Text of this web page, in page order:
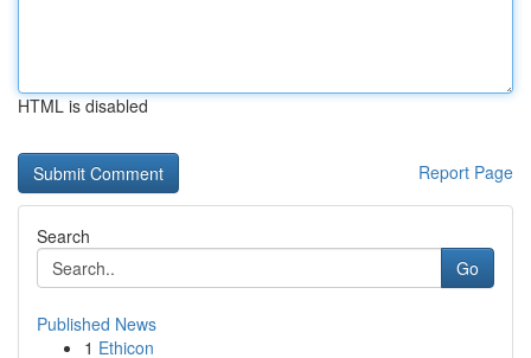
HTML is disabled
Report Page
Search
Go
Published News
1 Ethicon